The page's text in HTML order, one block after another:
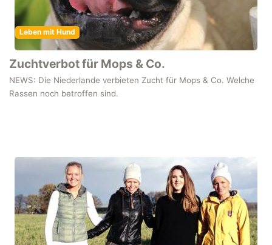
Leben mit Hund
Zuchtverbot für Mops & Co.
NEWS: Die Niederlande verbieten Zucht für Mops & Co. Welche
Rassen noch betroffen sind.